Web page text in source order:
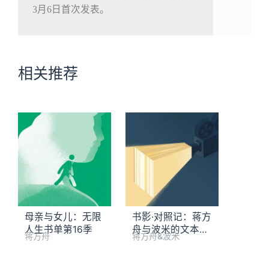
3月6日首次发表。
相关推荐
母亲与女儿：无限
人生书单第16季
蒋方舟
书影·对照记：蒋方
舟与波米的文本大
冒险
蒋方舟&波米